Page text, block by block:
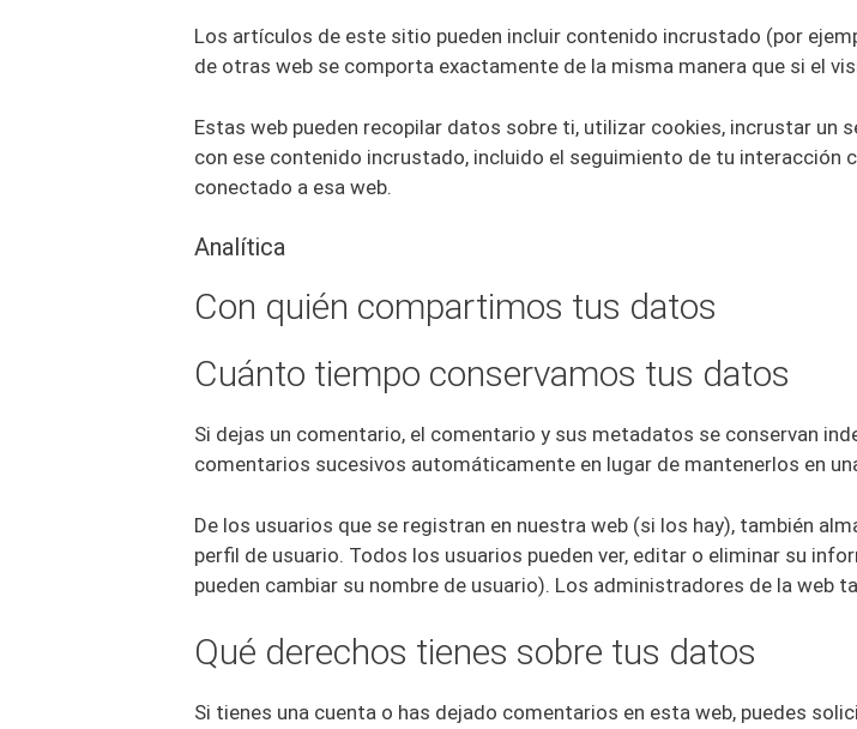
Los artículos de este sitio pueden incluir contenido incrustado (por
de otras web se comporta exactamente de la misma manera que si el
Estas web pueden recopilar datos sobre ti, utilizar cookies, incrustar
con ese contenido incrustado, incluido el seguimiento de tu interacción
conectado a esa web.
Analítica
Con quién compartimos tus datos
Cuánto tiempo conservamos tus datos
Si dejas un comentario, el comentario y sus metadatos se conservan
comentarios sucesivos automáticamente en lugar de mantenerlos en
De los usuarios que se registran en nuestra web (si los hay), también
perfil de usuario. Todos los usuarios pueden ver, editar o eliminar su
pueden cambiar su nombre de usuario). Los administradores de la web
Qué derechos tienes sobre tus datos
Si tienes una cuenta o has dejado comentarios en esta web, puedes